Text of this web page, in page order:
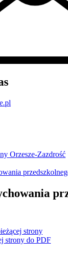
Orzesze-Zazdrość
strony
strony do PDF